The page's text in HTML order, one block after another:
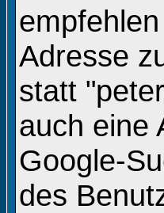
Adresse
statt
auch eine
Google-
des